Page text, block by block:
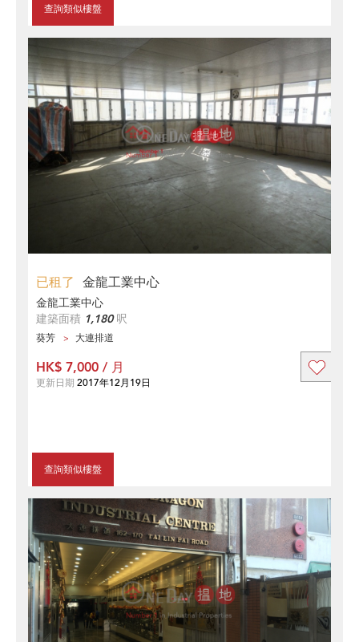
查詢類似樓盤
已租了 金龍工業中心
金龍工業中心
建築面積 1,180呎
葵芳 大連排道
查詢類似樓盤
HK$ 7,000 / 月
更新日期 2017年12月19日